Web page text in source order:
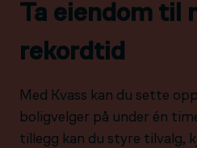
Ta eiendom til
rekordtid
Med Kvass kan du sette
boligvelger på under én
tillegg kan du styre tilvalg,